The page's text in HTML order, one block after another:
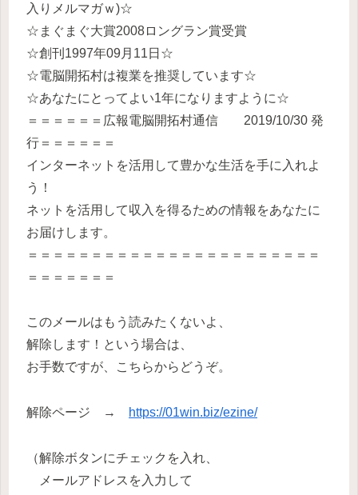
入りメルマガｗ)☆
☆まぐまぐ大賞2008ロングラン賞受賞
☆創刊1997年09月11日☆
☆電脳開拓村は複業を推奨しています☆
☆あなたにとってよい1年になりますように☆
＝＝＝＝＝＝広報電脳開拓村通信 2019/10/30 発
行＝＝＝＝＝＝
インターネットを活用して豊かな生活を手に入れよ
う！
ネットを活用して収入を得るための情報をあなたに
お届けします。
＝＝＝＝＝＝＝＝＝＝＝＝＝＝＝＝＝＝＝＝＝＝＝
＝＝＝＝＝＝＝
このメールはもう読みたくないよ、
解除します！という場合は、
お手数ですが、こちらからどうぞ。
解除ページ → https://01win.biz/ezine/
（解除ボタンにチェックを入れ、
メールアドレスを入力して